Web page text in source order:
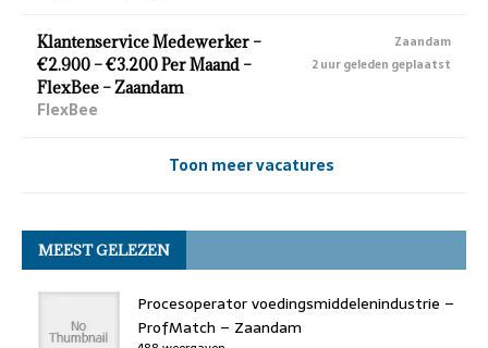
Klantenservice Medewerker –
€2.900 – €3.200 Per Maand –
FlexBee – Zaandam
FlexBee
Zaandam
2 uur geleden geplaatst
Toon meer vacatures
MEEST GELEZEN
Procesoperator voedingsmiddelenindustrie –
ProfMatch – Zaandam